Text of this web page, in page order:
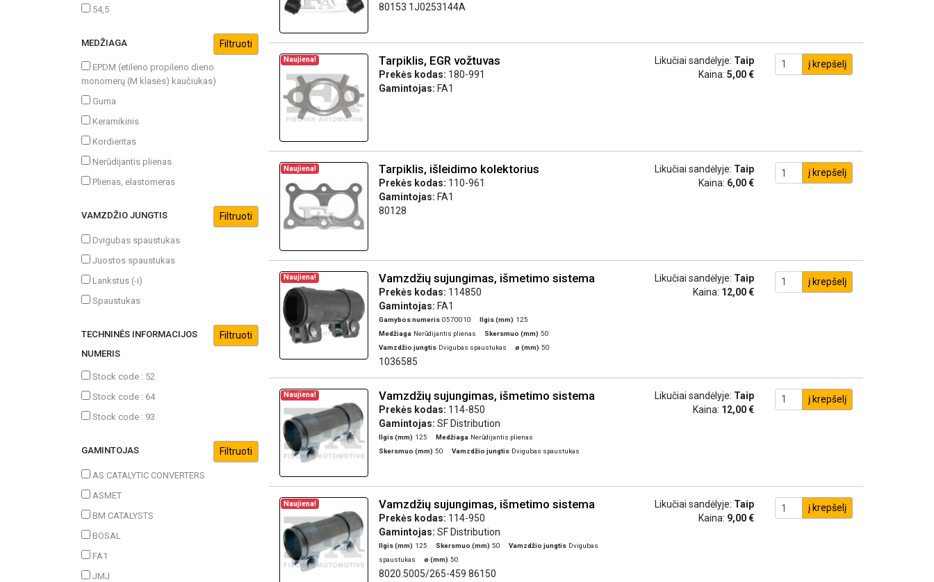
54,5
MEDŽIAGA
EPDM (etileno propileno dieno
monomerų (M klasės) kaučiukas)
Guma
Keramikinis
Kordieritas
Nerūdijantis plienas
Plienas, elastomeras
VAMZDŽIO JUNGTIS
Dvigubas spaustukas
Juostos spaustukas
Lankstus (-i)
Spaustukas
TECHNINĖS INFORMACIJOS
NUMERIS
Stock code : 52
Stock code : 64
Stock code : 93
GAMINTOJAS
AS CATALYTIC CONVERTERS
ASMET
BM CATALYSTS
BOSAL
FA1
JMJ
80153 1J0253144A
Naujiena! Tarpiklis, EGR vožtuvas
Prekės kodas: 180-991
Gamintojas: FA1
Likučiai sandėlyje: Taip
Kaina: 5,00 €
į krepšelį
Naujiena! Tarpiklis, išleidimo kolektorius
Prekės kodas: 110-961
Gamintojas: FA1
80128
Likučiai sandėlyje: Taip
Kaina: 6,00 €
į krepšelį
Naujiena! Vamzdžių sujungimas, išmetimo sistema
Prekės kodas: 114850
Gamintojas: FA1
Gamybos numeris 0570010 Ilgis (mm) 125
Medžiaga Nerūdijantis plienas Skersmuo (mm) 50
Vamzdžio jungtis Dvigubas spaustukas ø (mm) 50
1036585
Likučiai sandėlyje: Taip
Kaina: 12,00 €
į krepšelį
Naujiena! Vamzdžių sujungimas, išmetimo sistema
Prekės kodas: 114-850
Gamintojas: SF Distribution
Ilgis (mm) 125 Medžiaga Nerūdijantis plienas
Skersmuo (mm) 50 Vamzdžio jungtis Dvigubas spaustukas
Likučiai sandėlyje: Taip
Kaina: 12,00 €
į krepšelį
Naujiena! Vamzdžių sujungimas, išmetimo sistema
Prekės kodas: 114-950
Gamintojas: SF Distribution
Ilgis (mm) 125 Skersmuo (mm) 50 Vamzdžio jungtis Dvigubas
spaustukas
ø (mm) 50
8020.5005/265-459 86150
Likučiai sandėlyje: Taip
Kaina: 9,00 €
į krepšelį